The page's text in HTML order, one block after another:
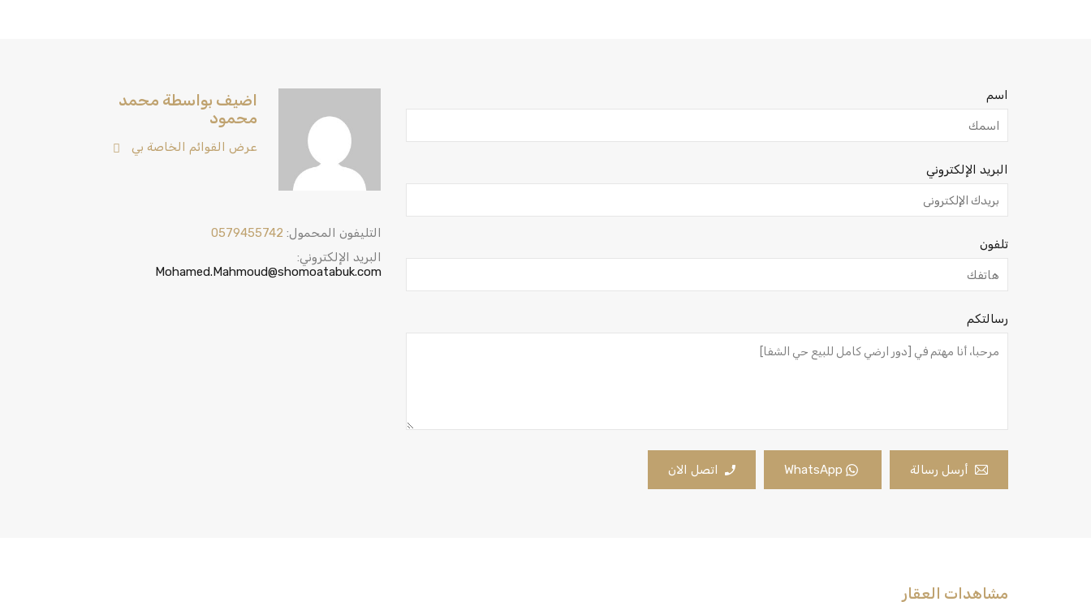
اضيف بواسطة محمد
محمود
عرض القوائم الخاصة بي
التليفون المحمول: 0579455742
البريد الإلكتروني:
Mohamed.Mahmoud@shomoatabuk.com
اسم
البريد الإلكتروني
تلفون
رسالتكم
أرسل رسالة WhatsApp اتصل الان
مشاهدات العقار